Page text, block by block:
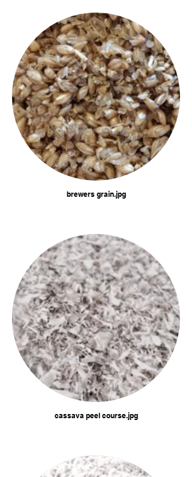
brewers grain.jpg
cassava peel course.jpg